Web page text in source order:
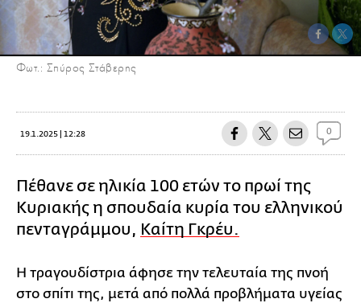
Φωτ.: Σπύρος Στάβερης
19.1.2025 | 12:28 0
Πέθανε σε ηλικία 100 ετών το πρωί της
Κυριακής η σπουδαία κυρία του ελληνικού
πενταγράμμου, Καίτη Γκρέυ.
Η τραγουδίστρια άφησε την τελευταία της πνοή
στο σπίτι της, μετά από πολλά προβλήματα υγείας